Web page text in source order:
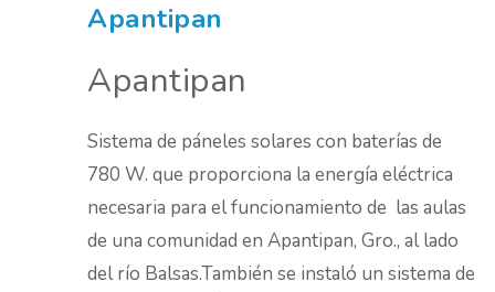
Apantipan
Apantipan
Sistema de páneles solares con baterías de
780 W. que proporciona la energía eléctrica
necesaria para el funcionamiento de las aulas
de una comunidad en Apantipan, Gro., al lado
del río Balsas.También se instaló un sistema de